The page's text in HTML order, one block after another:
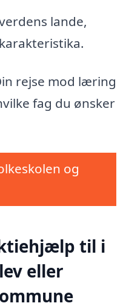
lande,
rejse mod læring
fag du ønsker
og
til i
eller